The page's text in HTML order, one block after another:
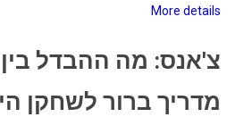
More details
צ'אנס: מה ההבדל בין
מדריך ברור לשחקן